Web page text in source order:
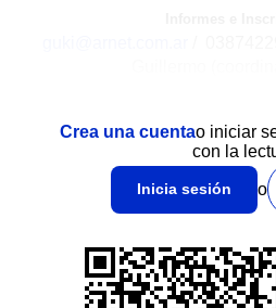
Crea una cuentao iniciar
con la
Inicia sesión o